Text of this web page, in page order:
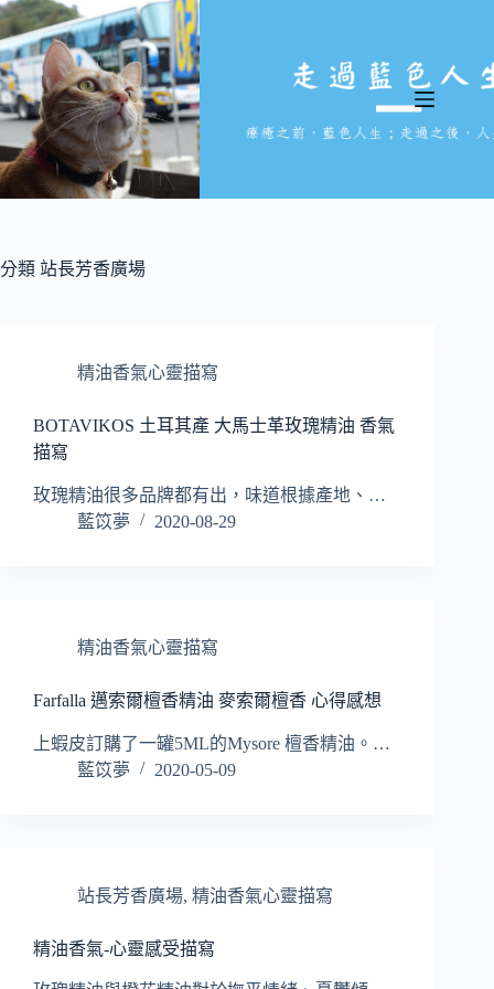
跳
至
主
要
內
容
分類 站長芳香廣場
精油香氣心靈描寫
BOTAVIKOS 土耳其產 大馬士革玫瑰精油 香氣
描寫
玫瑰精油很多品牌都有出，味道根據產地、…
藍笖夢
2020-08-29
精油香氣心靈描寫
Farfalla 邁索爾檀香精油 麥索爾檀香 心得感想
上蝦皮訂購了一罐5ML的Mysore 檀香精油。…
藍笖夢
2020-05-09
站長芳香廣場, 精油香氣心靈描寫
精油香氣-心靈感受描寫